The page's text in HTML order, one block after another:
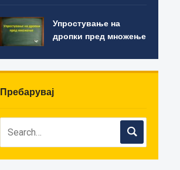
Упростување на
дропки пред множење
Пребарувај